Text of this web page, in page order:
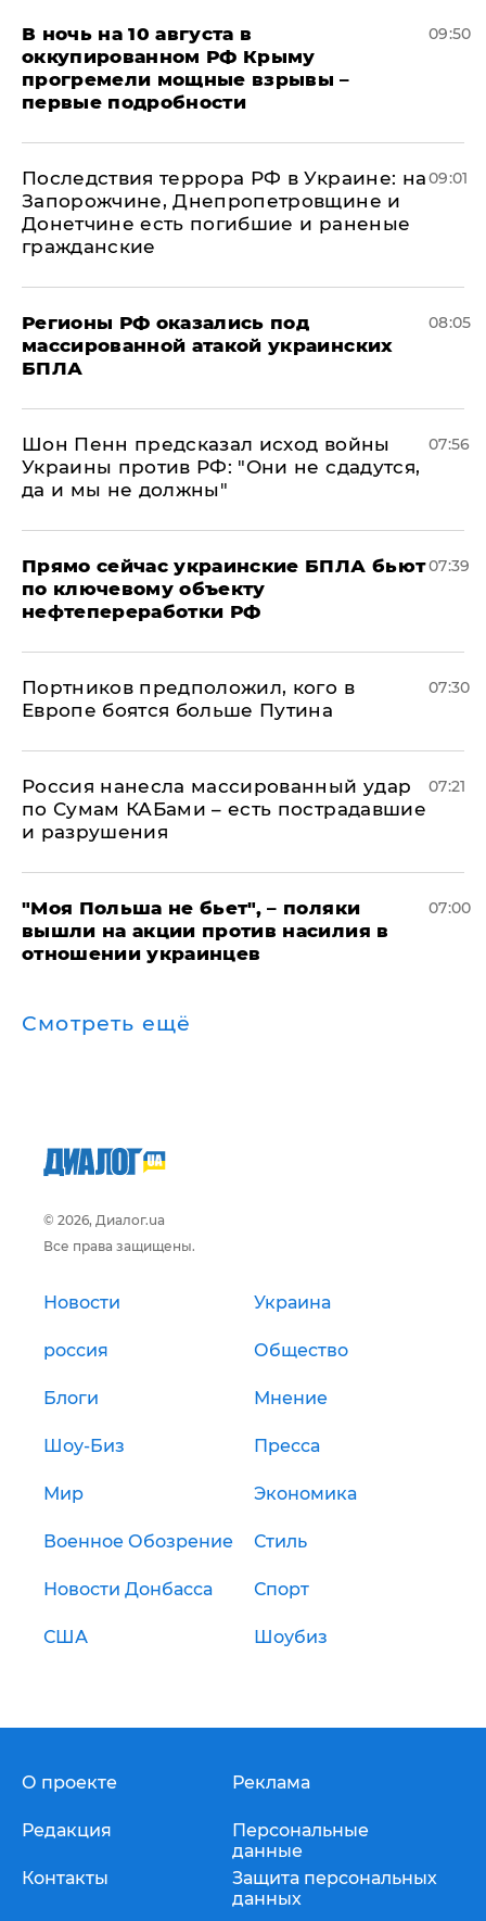
В ночь на 10 августа в
оккупированном РФ Крыму
прогремели мощные взрывы –
первые подробности
09:50
Последствия террора РФ в Украине: на
Запорожчине, Днепропетровщине и
Донетчине есть погибшие и раненые
гражданские
09:01
Регионы РФ оказались под
массированной атакой украинских
БПЛА
08:05
Шон Пенн предсказал исход войны
Украины против РФ: "Они не сдадутся,
да и мы не должны"
07:56
Прямо сейчас украинские БПЛА бьют
по ключевому объекту
нефтепереработки РФ
07:39
Портников предположил, кого в
Европе боятся больше Путина
07:30
Россия нанесла массированный удар
по Сумам КАБами – есть пострадавшие
и разрушения
07:21
"Моя Польша не бьет", – поляки
вышли на акции против насилия в
отношении украинцев
07:00
Смотреть ещё
© 2026, Диалог.ua
Все права защищены.
Новости Украина
россия Общество
Блоги Мнение
Шоу-Биз Пресса
Мир Экономика
Военное Обозрение Стиль
Новости Донбасса Спорт
США Шоубиз
О проекте
Редакция
Контакты
Реклама
Персональные
данные
Защита персональных
данных